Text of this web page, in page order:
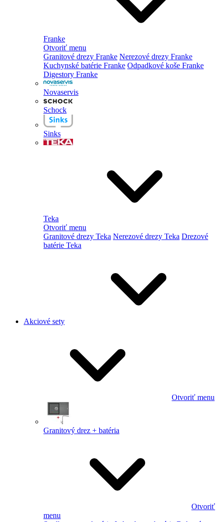
Franke
Otvoriť menu
Granitové drezy Franke Nerezové drezy Franke
Kuchynské batérie Franke Odpadkové koše Franke
Digestory Franke
Novaservis
Schock
Sinks
Teka
Otvoriť menu
Granitové drezy Teka Nerezové drezy Teka Drezové
batérie Teka
Akciové sety
Otvoriť menu
Granitový drez + batéria
Otvoriť
menu